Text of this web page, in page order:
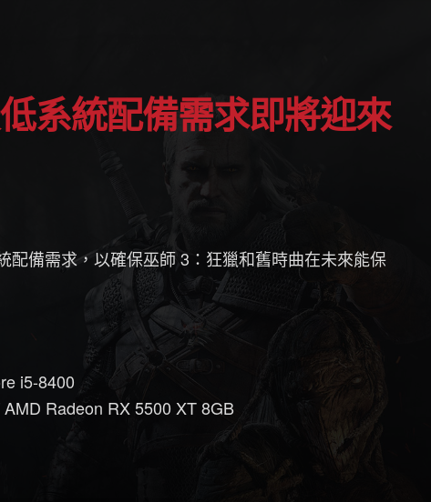
備需求，以確保巫師 3：狂獵和舊時曲在未來能保
i5-8400
Radeon RX 5500 XT 8GB